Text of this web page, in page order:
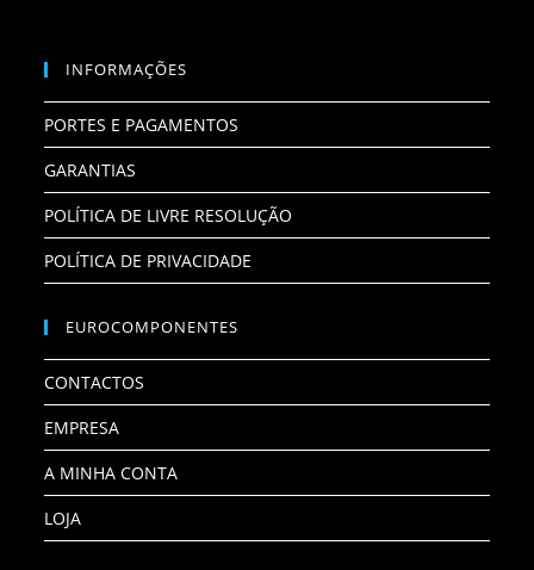
INFORMAÇÕES
PORTES E PAGAMENTOS
GARANTIAS
POLÍTICA DE LIVRE RESOLUÇÃO
POLÍTICA DE PRIVACIDADE
EUROCOMPONENTES
CONTACTOS
EMPRESA
A MINHA CONTA
LOJA